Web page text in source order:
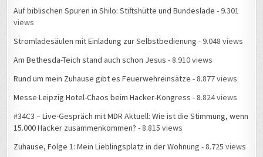
Auf biblischen Spuren in Shilo: Stiftshütte und Bundeslade - 9.301
views
Stromladesäulen mit Einladung zur Selbstbedienung - 9.048 views
Am Bethesda-Teich stand auch schon Jesus - 8.910 views
Rund um mein Zuhause gibt es Feuerwehreinsätze - 8.877 views
Messe Leipzig Hotel-Chaos beim Hacker-Kongress - 8.824 views
#34C3 – Live-Gespräch mit MDR Aktuell: Wie ist die Stimmung, wenn
15.000 Hacker zusammenkommen? - 8.815 views
Zuhause, Folge 1: Mein Lieblingsplatz in der Wohnung - 8.725 views